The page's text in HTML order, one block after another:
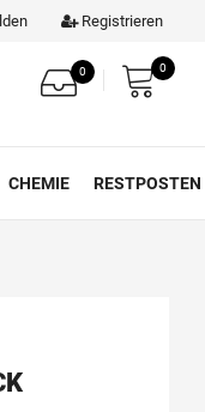
Registrieren
0 0
CHEMIE RESTPOSTEN